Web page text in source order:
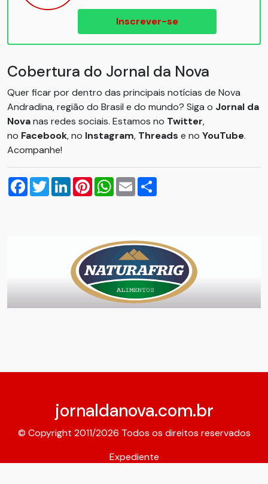
Inscrever-se
Cobertura do Jornal da Nova
Quer ficar por dentro das principais notícias de Nova
Andradina, região do Brasil e do mundo? Siga o Jornal da
Novanas redes sociais. Estamos no Twitter,
no Facebook, no Instagram, Threads e no YouTube.
Acompanhe!
Facebook
TwitterLinkedInPinterestWhatsApp
Email
jornaldanova.com.br
© Copyright 2011/2026 Todos os direitos reservados
Expediente